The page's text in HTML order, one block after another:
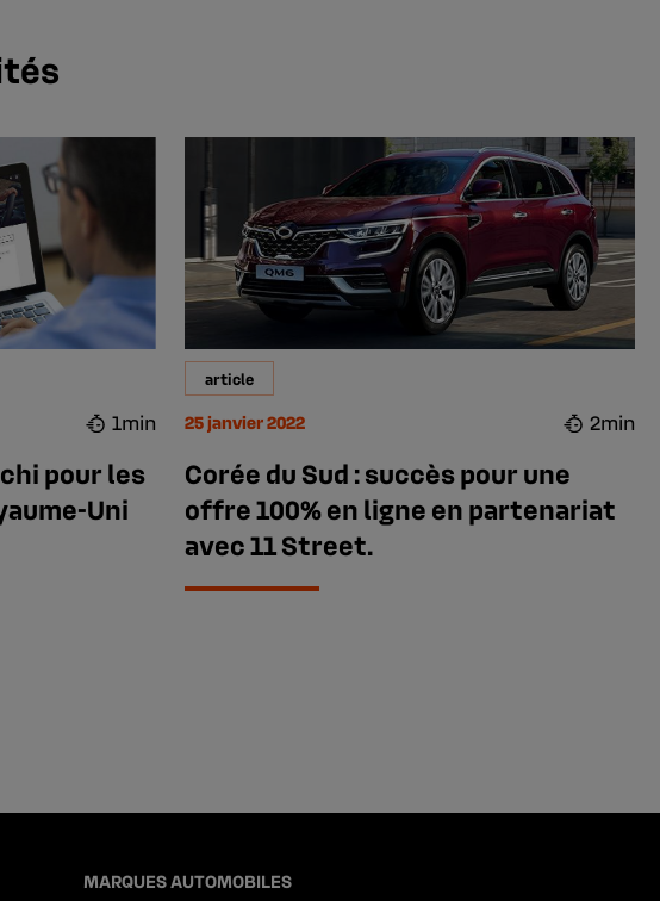
1min
pour les
Uni
article
25 janvier 2022 2min
Corée du Sud : succès pour une
offre 100% en ligne en partenariat
avec 11 Street.
MARQUES AUTOMOBILES